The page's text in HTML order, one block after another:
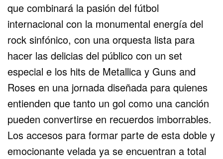
que combinará la pasión del fútbol
internacional con la monumental energía del
rock sinfónico, con una orquesta lista para
hacer las delicias del público con un set
especial e los hits de Metallica y Guns and
Roses en una jornada diseñada para quienes
entienden que tanto un gol como una canción
pueden convertirse en recuerdos imborrables.
Los accesos para formar parte de esta doble y
emocionante velada ya se encuentran a total